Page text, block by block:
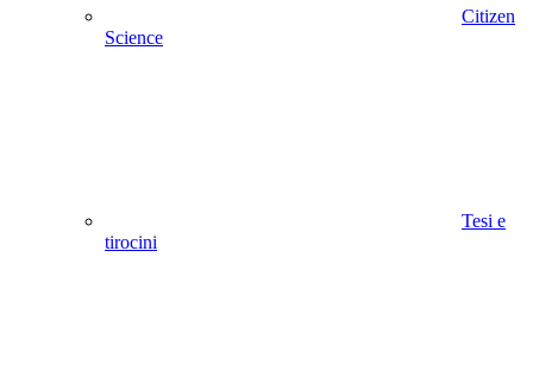
Citizen
Science
Tesi e
tirocini